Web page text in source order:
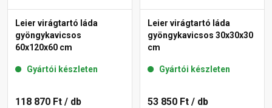
Leier virágtartó láda
gyöngykavicsos
60x120x60 cm
Gyártói készleten
118 870 Ft / db
Leier virágtartó láda
gyöngykavicsos 30x30x30
cm
Gyártói készleten
53 850 Ft / db